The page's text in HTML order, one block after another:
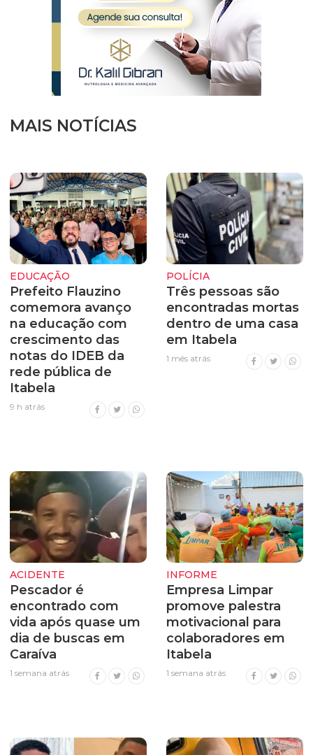
MAIS NOTÍCIAS
EDUCAÇÃO
Prefeito Flauzino
comemora avanço
na educação com
crescimento das
notas do IDEB da
rede pública de
Itabela
9 h atrás
POLÍCIA
Três pessoas são
encontradas mortas
dentro de uma casa
em Itabela
1 mês atrás
ACIDENTE
Pescador é
encontrado com
vida após quase um
dia de buscas em
Caraíva
1 semana atrás
INFORME
Empresa Limpar
promove palestra
motivacional para
colaboradores em
Itabela
1 semana atrás